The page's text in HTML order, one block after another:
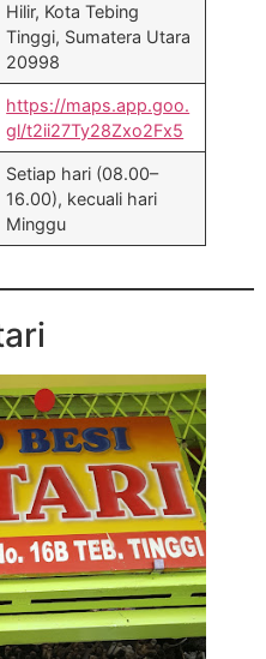
Hilir, Kota Tebing
Tinggi, Sumatera Utara
20998
https://maps.app.goo.
gl/t2ii27Ty28Zxo2Fx5
Setiap hari (08.00–
16.00), kecuali hari
Minggu